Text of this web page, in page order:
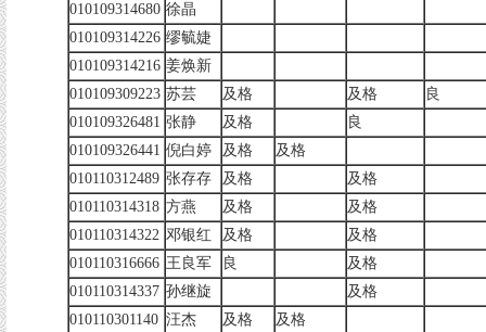
010109314680 徐晶
010109314226 缪毓婕
010109314216 姜焕新
010109309223 苏芸 及格 及格
良
010109326481 张静 及格
良
010109326441 倪白婷 及格
及格
010110312489 张存存 及格
及格
010110314318 方燕 及格
及格
010110314322 邓银红 及格
及格
010110316666 王良军 良
及格
010110314337 孙继旋
及格
010110301140 汪杰 及格
及格